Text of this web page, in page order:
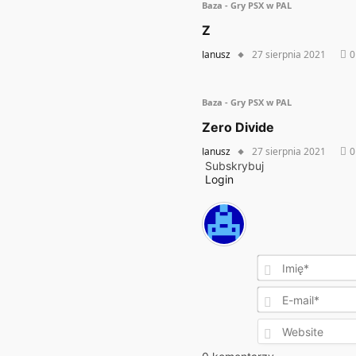
Baza - Gry PSX w PAL
Z
Janusz 27 sierpnia 2021 0
Baza - Gry PSX w PAL
Zero Divide
Janusz 27 sierpnia 2021
0
Subskrybuj
Login